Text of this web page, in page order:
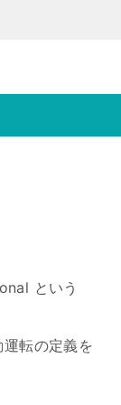
という
転の定義を